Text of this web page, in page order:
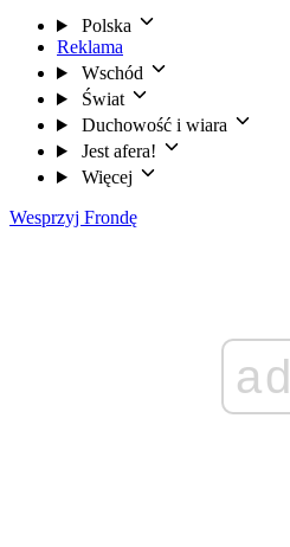
Polska
Reklama
Wschód
Świat
Duchowość i wiara
Jest afera!
Więcej
Wesprzyj Frondę
ad